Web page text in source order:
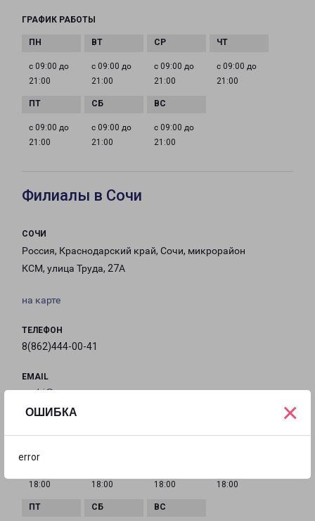
ОШИБКА
error
×
ГРАФИК РАБОТЫ
с 09:00 до
21:00
с 09:00 до
21:00
с 09:00 до
21:00
с 09:00 до
21:00
с 09:00 до
21:00
с 09:00 до
21:00
с 09:00 до
21:00
Филиалы в Сочи
СОЧИ
Россия, Краснодарский край, Сочи, микрорайон
КСМ, улица Труда, 27А
на карте
ТЕЛЕФОН
8(862)444-00-41
EMAIL
sochi@pecom.ru
18:00
18:00
18:00
18:00